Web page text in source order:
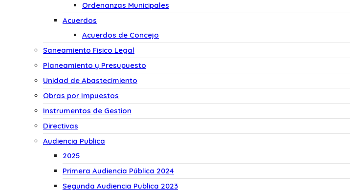
Ordenanzas Municipales
Acuerdos
Acuerdos de Concejo
Saneamiento Fisico Legal
Planeamiento y Presupuesto
Unidad de Abastecimiento
Obras por Impuestos
Instrumentos de Gestion
Directivas
Audiencia Publica
2025
Primera Audiencia Pública 2024
Segunda Audiencia Publica 2023